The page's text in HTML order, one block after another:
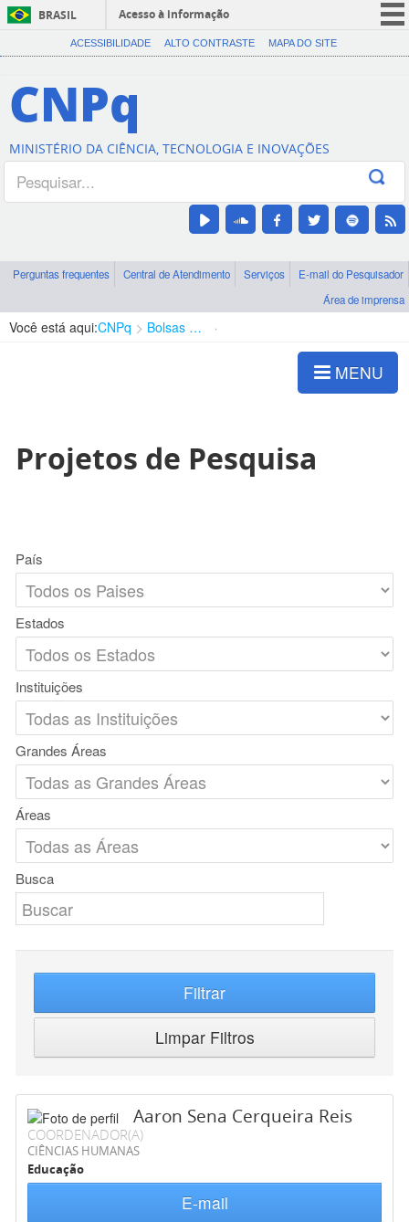
BRASIL
Acesso à informação
CORONAVÍRUS (COVID-19)
Canais
ACESSIBILIDADE ALTO CONTRASTE MAPA DO SITE
CNPq
MINISTÉRIO DA CIÊNCIA, TECNOLOGIA E INOVAÇÕES
Perguntas frequentes Central de Atendimento Serviços
E-mail do Pesquisador
Área de imprensa
Você está aqui:CNPq Bolsas e Auxílios Vigentes
MENU
Projetos de Pesquisa
País
Estados
Instituições
Grandes Áreas
Áreas
Busca
Filtrar
Limpar Filtros
Aaron Sena Cerqueira Reis
COORDENADOR(A)
CIÊNCIAS HUMANAS
Educação
E-mail